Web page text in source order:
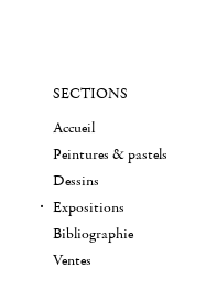
SECTIONS
Accueil
Peintures & pastels
Dessins
Expositions
Bibliographie
Ventes